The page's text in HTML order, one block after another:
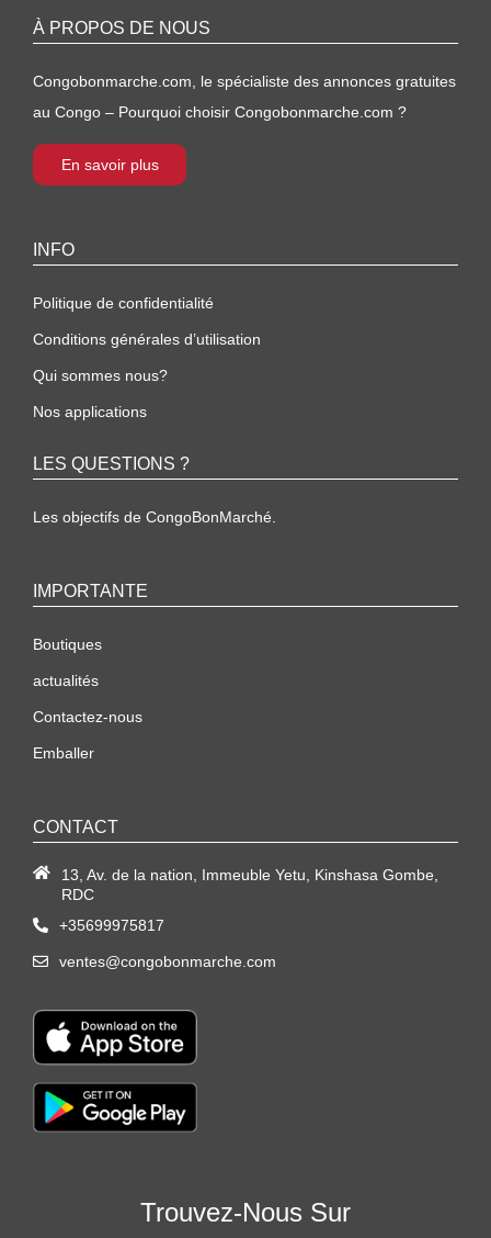
À PROPOS DE NOUS
Congobonmarche.com, le spécialiste des annonces gratuites
au Congo – Pourquoi choisir Congobonmarche.com ?
En savoir plus
INFO
Politique de confidentialité
Conditions générales d’utilisation
Qui sommes nous?
Nos applications
LES QUESTIONS ?
Les objectifs de CongoBonMarché.
IMPORTANTE
Boutiques
actualités
Contactez-nous
Emballer
CONTACT
13, Av. de la nation, Immeuble Yetu, Kinshasa Gombe,
RDC
+35699975817
ventes@congobonmarche.com
Trouvez-Nous Sur